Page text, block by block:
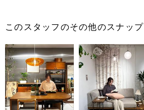
このスタッフのその他のスナップ